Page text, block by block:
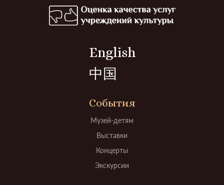
English
中国
События
Музей-детям
Выставки
Концерты
Экскурсии